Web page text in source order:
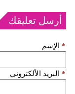
أرسل تعليقك
الإسم *
البريد الألكتروني *